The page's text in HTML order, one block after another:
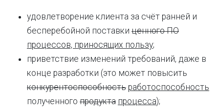
удовлетворение клиента за счёт ранней и
бесперебойной поставки ценного ПО
процессов, приносящих пользу;
приветствие изменений требований, даже в
конце разработки (это может повысить
конкурентоспособность работоспособность
полученного продукта процесса);